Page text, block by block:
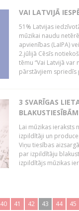
VAI LATVIJĀ
51% Latvijas
mūzikai naudu
apvienības (LaIPA)
2.jūlijā Cēsīs
tēmu “Vai Latvijā
pārstāvjiem spriedīs
3 SVARĪGAS
BLAKUSTIESĪBĀM
Lai mūzikas ieraksts
izpildītāji un
Viņu tiesības
par izpildītāju
izpildītājs mūzikas
40 41 42 43 44 45